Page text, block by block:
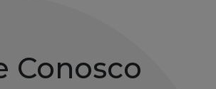
Conosco